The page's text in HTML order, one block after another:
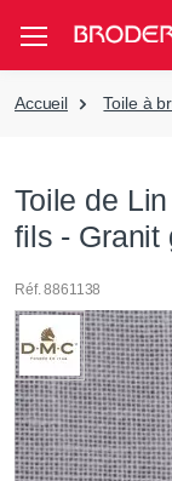
Accueil Toile à
Toile de
fils - Granit
Réf. 8861138